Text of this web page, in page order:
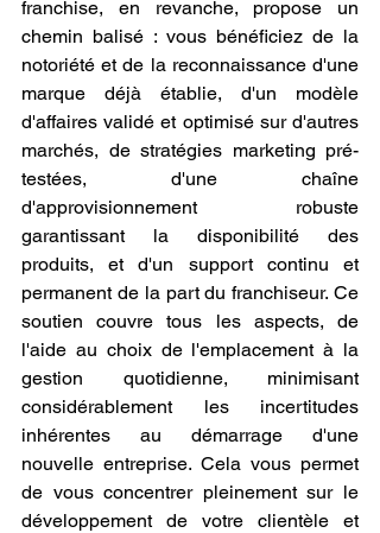
franchise, en revanche, propose un
chemin balisé : vous bénéficiez de la
notoriété et de la reconnaissance d'une
marque déjà établie, d'un modèle
d'affaires validé et optimisé sur d'autres
marchés, de stratégies marketing pré-
testées, d'une chaîne
d'approvisionnement robuste
garantissant la disponibilité des
produits, et d'un support continu et
permanent de la part du franchiseur. Ce
soutien couvre tous les aspects, de
l'aide au choix de l'emplacement à la
gestion quotidienne, minimisant
considérablement les incertitudes
inhérentes au démarrage d'une
nouvelle entreprise. Cela vous permet
de vous concentrer pleinement sur le
développement de votre clientèle et